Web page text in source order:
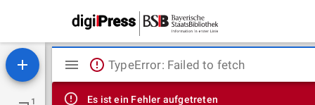
1
Mirador
Viewer
TypeError: Failed to fetch
Es ist ein Fehler aufgetreten